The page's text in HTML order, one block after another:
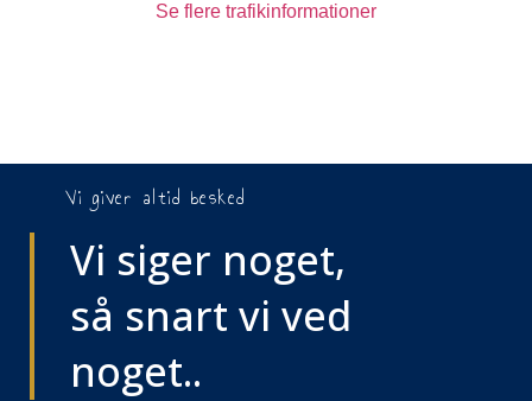
Se flere trafikinformationer
Vi giver altid besked
Vi siger noget,
så snart vi ved
noget..